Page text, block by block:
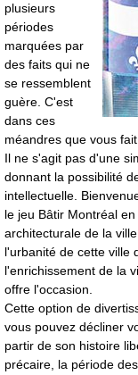
plusieurs
périodes
marquées par
des faits qui ne
se ressemblent
guère. C'est
dans ces
méandres que vous
Il ne s'agit pas d'une
donnant la possibilité
intellectuelle.
le jeu Bâtir Montréal
architecturale de la
l'urbanité de cette ville
l'enrichissement de la
offre l'occasion.
Cette option de
vous pouvez décliner
partir de son histoire
précaire, la période